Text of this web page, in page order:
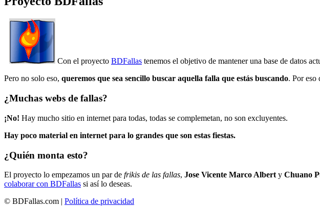
Con el proyecto BDFallas tenemos el objetivo de mantener una base de datos
Pero no solo eso, queremos que sea sencillo buscar aquella falla que estás buscando. Por eso
¿Muchas webs de fallas?
¡No! Hay mucho sitio en internet para todas, todas se complemetan, no son excluyentes.
Hay poco material en internet para lo grandes que son estas fiestas.
¿Quién monta esto?
El proyecto lo empezamos un par de frikis de las fallas, Jose Vicente Marco Albert y Chuano
colaborar con BDFallas si así lo deseas.
© BDFallas.com | Política de privacidad